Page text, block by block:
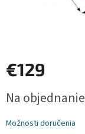
€129
cena:
Na objednanie
Možnosti doručenia